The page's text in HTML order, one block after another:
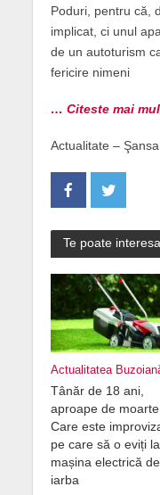
Poduri, pentru că,
implicat, ci unul
de un autoturism
fericire nimeni
… Citeste mai
Actualitate –
Te poate interesa
Actualitatea
Tânăr de 18 ani,
aproape de
Care este
pe care să o eviți la
mașina electrică
iarba